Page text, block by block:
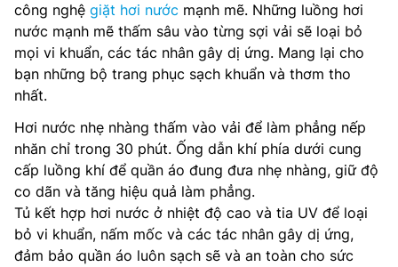
công nghệ giặt hơi nước mạnh mẽ. Những luồng hơi
nước mạnh mẽ thấm sâu vào từng sợi vải sẽ loại bỏ
mọi vi khuẩn, các tác nhân gây dị ứng. Mang lại cho
bạn những bộ trang phục sạch khuẩn và thơm tho
nhất.
Hơi nước nhẹ nhàng thấm vào vải để làm phẳng nếp
nhăn chỉ trong 30 phút. Ống dẫn khí phía dưới cung
cấp luồng khí để quần áo đung đưa nhẹ nhàng, giữ độ
co dãn và tăng hiệu quả làm phẳng.
Tủ kết hợp hơi nước ở nhiệt độ cao và tia UV để loại
bỏ vi khuẩn, nấm mốc và các tác nhân gây dị ứng,
đảm bảo quần áo luôn sạch sẽ và an toàn cho sức